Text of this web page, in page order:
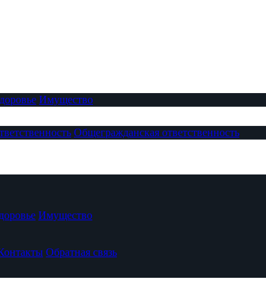
Имущество
Общегражданская ответственность
Имущество
Обратная связь